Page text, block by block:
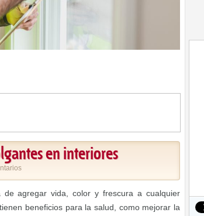
en interiores
agregar vida, color y frescura a cualquier
beneficios para la salud, como mejorar la